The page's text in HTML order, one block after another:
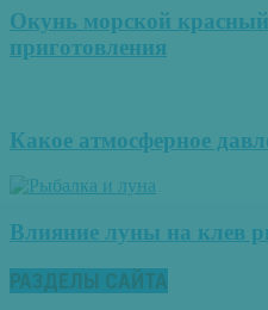
Окунь морской
приготовления
Какое атмосферное
Влияние луны на клев
РАЗДЕЛЫ САЙТА